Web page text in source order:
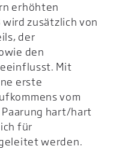
erhöhten
wird zusätzlich von
der
den
Mit
erste
vom
hart/hart
für
werden.